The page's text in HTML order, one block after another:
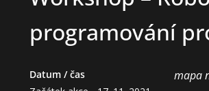
programování
mapa
Datum / čas